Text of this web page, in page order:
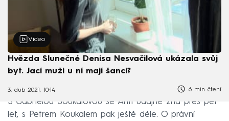
Video
Hvězda Slunečné Denisa Nesvačilová ukázala svůj
byt. Jací muži u ní mají šanci?
3. dub 2021, 10:14 6 min čtení
S Gabrielou Soukalovou se Antl údajně zná přes pět
let, s Petrem Koukalem pak ještě déle. O právní